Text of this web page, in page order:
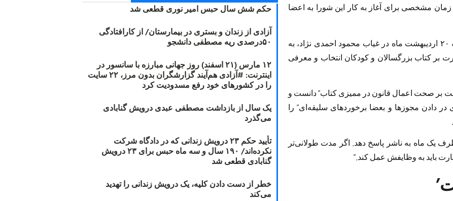
مشخصی برای آغاز به کار این شورا به اعضا
در جلسه شورای عالی انقلاب فرهنگی که سه شنبه ۲۰ اردیبهشت ماه در غیاب محمود احمدی نژاد، به
بر کتاب بزرگسالان و کودکان انتخاب و معرفی
بر صحت اعمال قانون در ممیزی کتاب” دانست و
دادن مجوزها و بعضا برخوردهای سلیقه‌ای” را
یک ماه به ناشر پاسخ دهد. اگر مدت طولانی‌تر
باید به وظایفش عمل کند.”
حکم شش سال حبس امیر نوری قطعی شد
آزادی از زندان و بستری در بیمارستان/ از کارافتادگی
۵۰درصدی ریه مصطفی دانشجو
۱۲ مارس (۲۱ اسفند) روز جهانی مبارزه با سانسور در
اینترنت: #آزادی هم‌آیند گزارشگران‌ بدون مرز، ۲۲ سایت
را در کشورهای خود رفع مسدودیت کرد
یک سال از بازداشت مصطفی عبدی درویش گنابادی
می‌گذرد
تأیید حکم ۲۳ درویش زندانی که در دادگاه شرکت
نکرده‌اند/ ۱۹۰ سال و سه ماه حبس برای ۲۳ درویش
گنابادی قطعی شد
خطر از دست دادن کلیه، یک درویش زندانی را تهدید
می‌کند